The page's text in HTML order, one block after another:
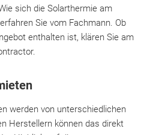
sich die Solarthermie am
Sie vom Fachmann. Ob
enthalten ist, klären Sie am
werden von unterschiedlichen
Herstellern können das direkt